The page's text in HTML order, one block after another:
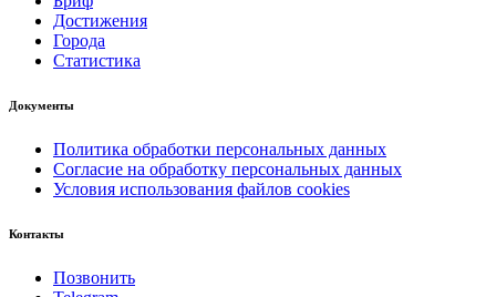
Достижения
Города
Статистика
Документы
Политика обработки персональных данных
Согласие на обработку персональных данных
Условия использования файлов cookies
Контакты
Позвонить